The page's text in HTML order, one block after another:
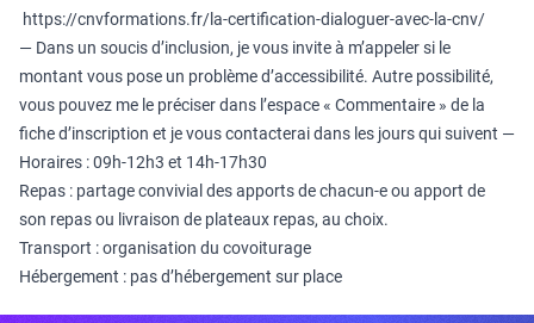
https://cnvformations.fr/la-certification-dialoguer-avec-la-cnv/
— Dans un soucis d’inclusion, je vous invite à m’appeler si le
montant vous pose un problème d’accessibilité. Autre possibilité,
vous pouvez me le préciser dans l’espace « Commentaire » de la
fiche d’inscription et je vous contacterai dans les jours qui suivent —
Horaires : 09h-12h3 et 14h-17h30
Repas : partage convivial des apports de chacun-e ou apport de
son repas ou livraison de plateaux repas, au choix.
Transport : organisation du covoiturage
Hébergement : pas d’hébergement sur place